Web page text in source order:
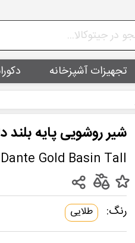
تجهیزات آشپزخانه
شیر روشویی پایه بلند
Dante Gold Basin Tall
رنگ: طلایی